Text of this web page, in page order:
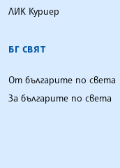
ЛИК Куриер
БГ СВЯТ
От българите по света
За българите по света